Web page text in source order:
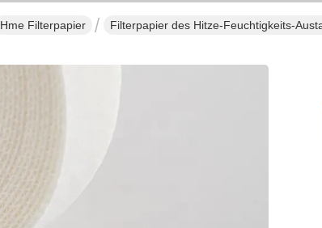
Hme Filterpapier Filterpapier des Hitze-Feuchtigkeits-